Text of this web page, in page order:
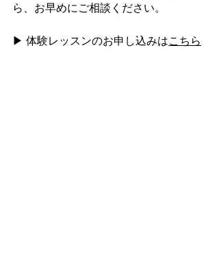
ら、お早めにご相談ください。
▶ 体験レッスンのお申し込みはこちら